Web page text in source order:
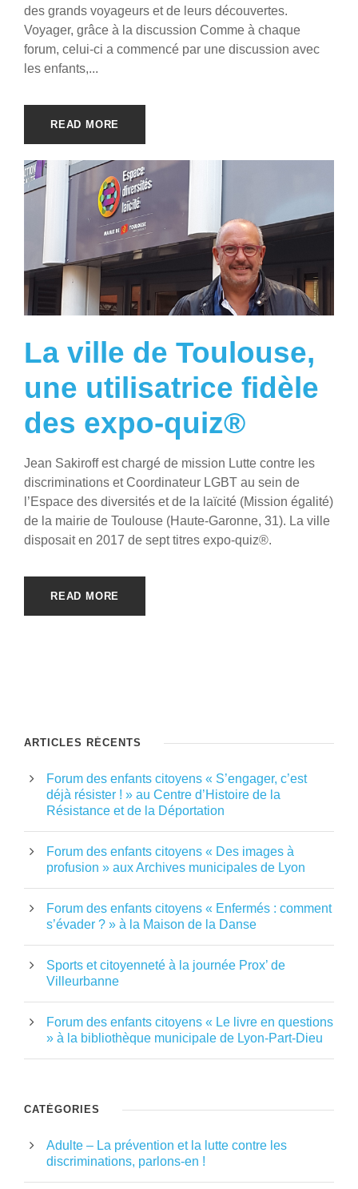
des grands voyageurs et de leurs découvertes.
Voyager, grâce à la discussion Comme à chaque
forum, celui-ci a commencé par une discussion avec
les enfants,...
READ MORE
La ville de Toulouse,
une utilisatrice fidèle
des expo-quiz®
Jean Sakiroff est chargé de mission Lutte contre les
discriminations et Coordinateur LGBT au sein de
l’Espace des diversités et de la laïcité (Mission égalité)
de la mairie de Toulouse (Haute-Garonne, 31). La ville
disposait en 2017 de sept titres expo-quiz®.
READ MORE
ARTICLES RÉCENTS
Forum des enfants citoyens « S’engager, c’est
déjà résister ! » au Centre d’Histoire de la
Résistance et de la Déportation
Forum des enfants citoyens « Des images à
profusion » aux Archives municipales de Lyon
Forum des enfants citoyens « Enfermés : comment
s’évader ? » à la Maison de la Danse
Sports et citoyenneté à la journée Prox’ de
Villeurbanne
Forum des enfants citoyens « Le livre en questions
» à la bibliothèque municipale de Lyon-Part-Dieu
CATÉGORIES
Adulte – La prévention et la lutte contre les
discriminations, parlons-en !